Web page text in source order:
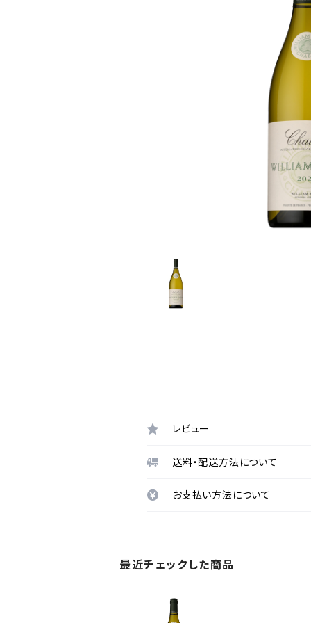
レビュー
送料・配送方法について
お支払い方法について
最近チェックした商品